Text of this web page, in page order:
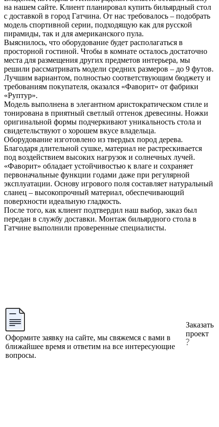
на нашем сайте. Клиент планировал купить бильярдный стол
с доставкой в город Гатчина. От нас требовалось – подобрать
модель спортивной серии, подходящую как для русской
пирамиды, так и для американского пула.
Выяснилось, что оборудование будет располагаться в
просторной гостиной. Чтобы в комнате осталось достаточно
места для размещения других предметов интерьера, мы
решили рассматривать модели средних размеров – до 9 футов.
Лучшим вариантом, полностью соответствующим бюджету и
требованиям покупателя, оказался «Фаворит» от фабрики
«Руптур».
Модель выполнена в элегантном аристократическом стиле и
тонирована в приятный светлый оттенок древесины. Ножки
оригинальной формы подчеркивают уникальность стола и
свидетельствуют о хорошем вкусе владельца.
Оборудование изготовлено из твердых пород дерева.
Благодаря длительной сушке, материал не растрескивается
под воздействием высоких нагрузок и солнечных лучей.
«Фаворит» обладает устойчивостью к влаге и сохраняет
первоначальные функции годами даже при регулярной
эксплуатации. Основу игрового поля составляет натуральный
сланец – высокопрочный материал, обеспечивающий
поверхности идеальную гладкость.
После того, как клиент подтвердил наш выбор, заказ был
передан в службу доставки. Монтаж бильярдного стола в
Гатчине выполнили проверенные специалисты.
Оформите заявку на сайте, мы свяжемся с вами в
ближайшее время и ответим на все интересующие
вопросы.
Заказать
проект